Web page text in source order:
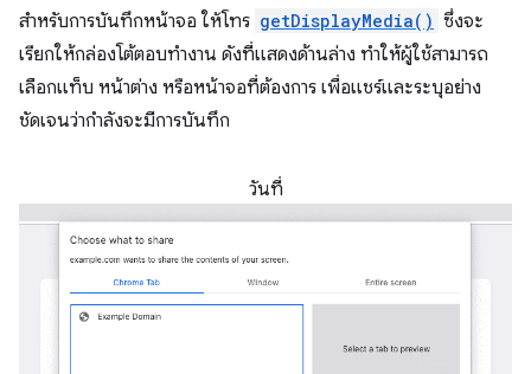
สำหรับการบันทึกหน้าจอ ให้โทร getDisplayMedia() ซึ่งจะ
เรียกให้กล่องโต้ตอบทำงาน ดังที่แสดงด้านล่าง ทำให้ผู้ใช้สามารถ
เลือกแท็บ หน้าต่าง หรือหน้าจอที่ต้องการ เพื่อแชร์และระบุอย่าง
ชัดเจนว่ากำลังจะมีการบันทึก
วันที่